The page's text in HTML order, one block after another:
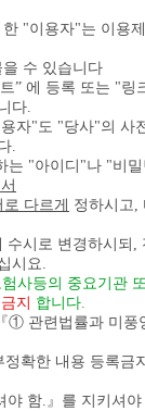
"이용자"는 이용
수 있습니다
” 에 등록 또는 "링
다.
"도 "당사"의 사
.
는 "아이디"나 "비
다르게
정하시고,
수시로 변경하시되,
시요.
사등의 중요기관
지
합니다.
관련법률과 미풍
확한 내용 등록금
함.』를 지키셔야